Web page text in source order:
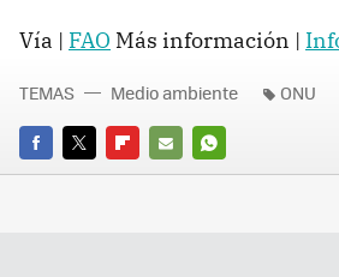
Vía | FAO Más información |
FACEBOOK
TWITTERFLIPBOARD
E-
WHATSAPP
TEMAS Medio ambiente ONU